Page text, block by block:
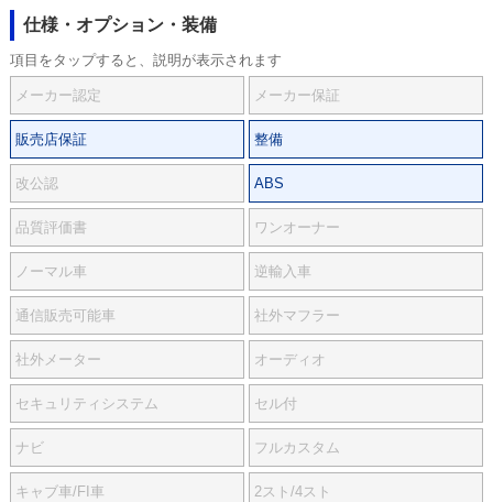
仕様・オプション・装備
項目をタップすると、説明が表示されます
メーカー認定 メーカー保証
販売店保証 整備
改公認 ABS
品質評価書 ワンオーナー
ノーマル車 逆輸入車
通信販売可能車 社外マフラー
社外メーター オーディオ
セキュリティシステム セル付
ナビ フルカスタム
キャブ車/FI車 2スト/4スト